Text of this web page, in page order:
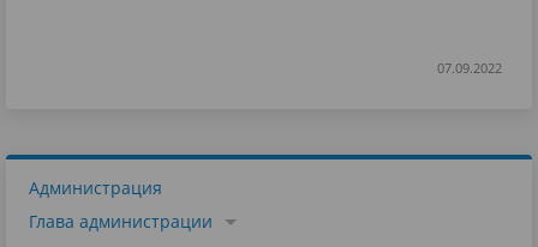
07.09.2022
Администрация
Глава администрации